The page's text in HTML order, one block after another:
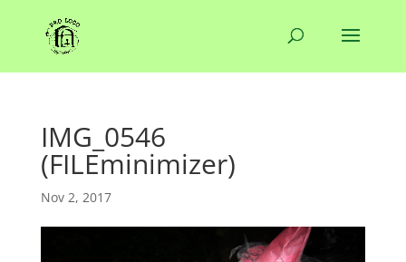
IMG_0546
(FILEminimizer)
Nov 2, 2017